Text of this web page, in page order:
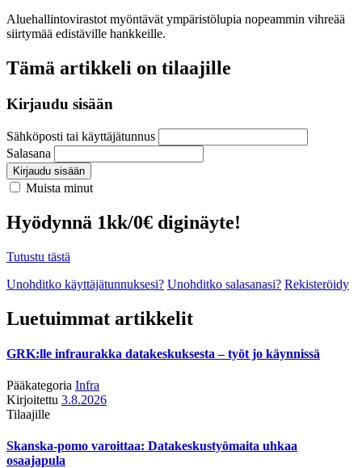
Aluehallintovirastot myöntävät ympäristölupia nopeammin vihreää
siirtymää edistäville hankkeille.
Tämä artikkeli on tilaajille
Kirjaudu sisään
Sähköposti tai käyttäjätunnus
Salasana
Kirjaudu sisään
Muista minut
Hyödynnä 1kk/0€ diginäyte!
Tutustu tästä
Unohditko käyttäjätunnuksesi? Unohditko salasanasi? Rekisteröidy
Luetuimmat artikkelit
GRK:lle infraurakka datakeskuksesta – työt jo käynnissä
Pääkategoria Infra
Kirjoitettu 3.8.2026
Tilaajille
Skanska-pomo varoittaa: Datakeskustyömaita uhkaa
osaajapula